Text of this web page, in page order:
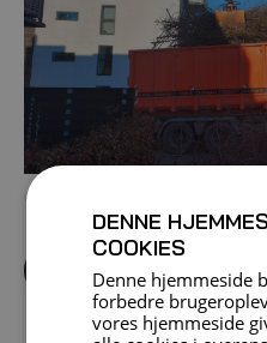
Forespørg køretøj
DENNE
COOKIES
Denne hjemmeside
forbedre
vores hjemmeside